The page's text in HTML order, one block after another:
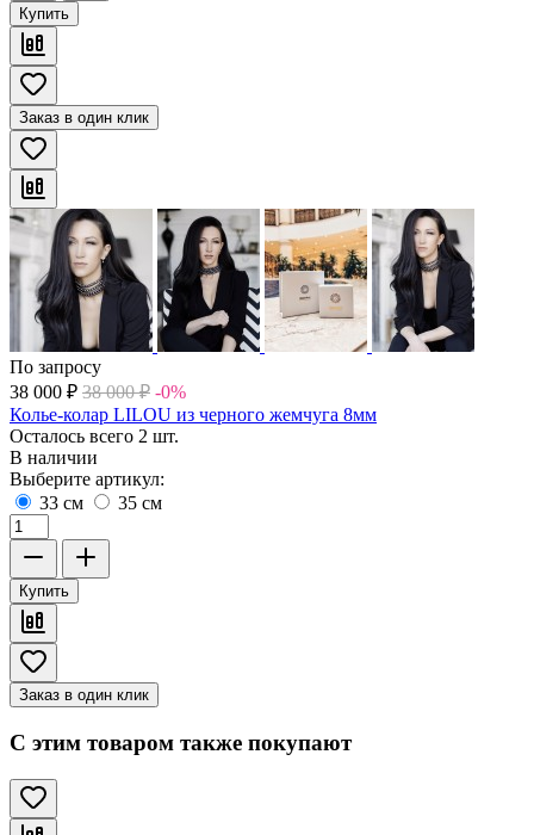
Купить
Заказ в один клик
По запросу
38 000 ₽ 38 000 ₽ -0%
Колье-колар LILOU из черного жемчуга 8мм
Осталось всего 2 шт.
В наличии
Выберите артикул:
33 см
35 см
Купить
Заказ в один клик
С этим товаром также покупают